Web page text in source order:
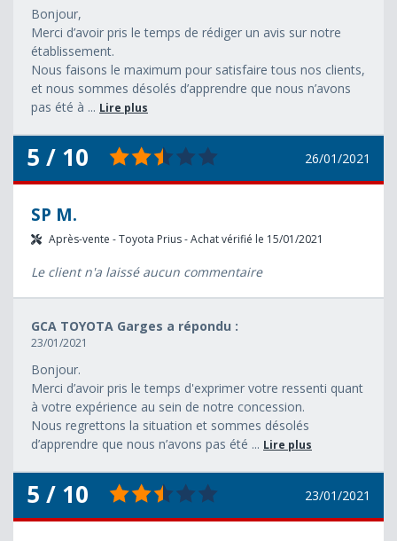
Bonjour,
Merci d’avoir pris le temps de rédiger un avis sur notre
établissement.
Nous faisons le maximum pour satisfaire tous nos clients,
et nous sommes désolés d’apprendre que nous n’avons
pas été à ... Lire plus
5 / 10 26/01/2021
SP M.
Après-vente - Toyota Prius - Achat vérifié le 15/01/2021
Le client n'a laissé aucun commentaire
GCA TOYOTA Garges a répondu :
23/01/2021
Bonjour.
Merci d’avoir pris le temps d'exprimer votre ressenti quant
à votre expérience au sein de notre concession.
Nous regrettons la situation et sommes désolés
d’apprendre que nous n’avons pas été ... Lire plus
5 / 10 23/01/2021